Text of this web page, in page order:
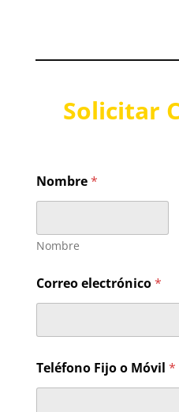
Solicitar
Nombre*
Nombre
e
s
r
b
e
o
Correo electrónico*
Teléfono Fijo o Móvil *